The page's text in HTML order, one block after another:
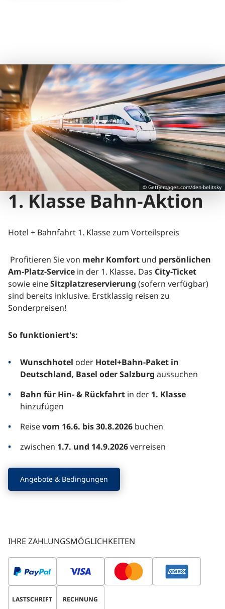
1. Klasse Bahn-Aktion
Hotel + Bahnfahrt 1. Klasse zum Vorteilspreis
Profitieren Sie von mehr Komfort und persönlichen
Am-Platz-Service in der 1. Klasse. Das City-Ticket
sowie eineSitzplatzreservierung (sofern verfügbar)
sind bereits inklusive. Erstklassig reisen zu
Sonderpreisen!
So funktioniert's:
Wunschhotel oder Hotel+Bahn-Paket in
Deutschland, Basel oder Salzburg aussuchen
Bahn für Hin- & Rückfahrt in der 1. Klasse
hinzufügen
Reisevom 16.6. bis30.8.2026 buchen
zwischen 1.7. und 14.9.2026verreisen
Angebote & Bedingungen
© Gettyimages.com/den-belitsky
IHRE ZAHLUNGSMÖGLICHKEITEN
LASTSCHRIFT RECHNUNG